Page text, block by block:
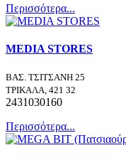
Περισσότερα...
MEDIA STORES
ΒΑΣ. ΤΣΙΤΣΑΝΗ 25
ΤΡΙΚΑΛΑ, 421 32
2431030160
Περισσότερα...